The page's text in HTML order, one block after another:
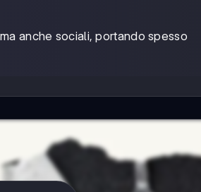
anche sociali, portando spesso